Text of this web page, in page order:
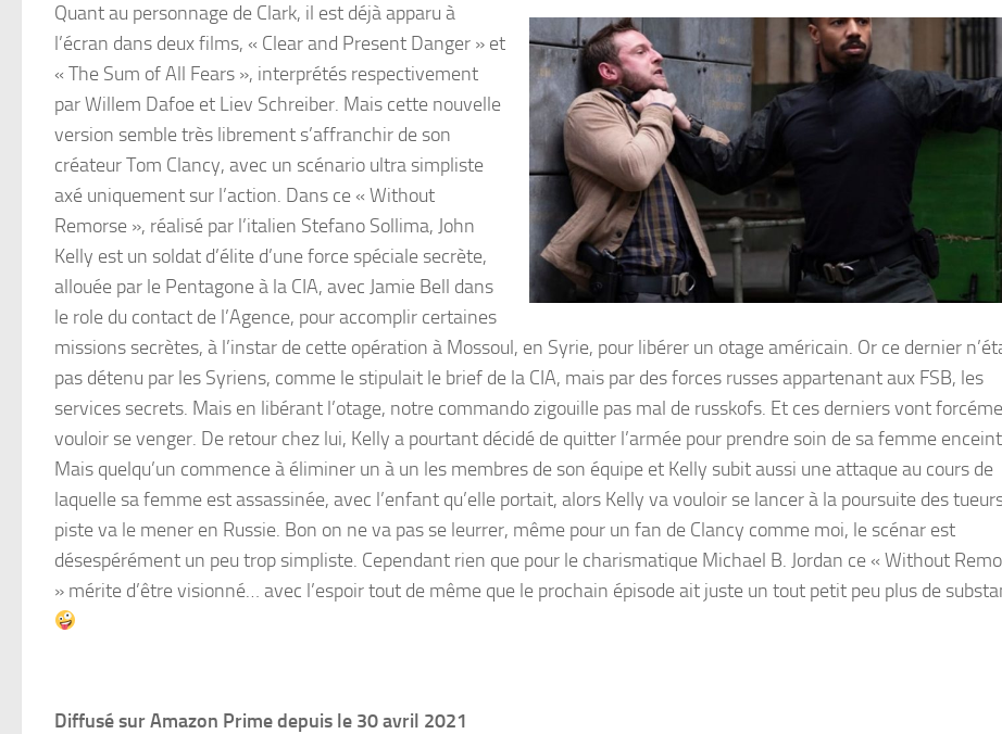
Quant au personnage de Clark, il est déjà apparu à
l’écran dans deux films, « Clear and Present Danger » et
« The Sum of All Fears », interprétés respectivement
par Willem Dafoe et Liev Schreiber. Mais cette nouvelle
version semble très librement s’affranchir de son
créateur Tom Clancy, avec un scénario ultra simpliste
axé uniquement sur l’action. Dans ce « Without
Remorse », réalisé par l’italien Stefano Sollima, John
Kelly est un soldat d’élite d’une force spéciale secrète,
allouée par le Pentagone à la CIA, avec Jamie Bell dans
le role du contact de l’Agence, pour accomplir certaines
missions secrètes, à l’instar de cette opération à Mossoul, en Syrie, pour libérer un otage américain. Or ce dernier
pas détenu par les Syriens, comme le stipulait le brief de la CIA, mais par des forces russes appartenant aux FSB, les
services secrets. Mais en libérant l’otage, notre commando zigouille pas mal de russkofs. Et ces derniers vont
vouloir se venger. De retour chez lui, Kelly a pourtant décidé de quitter l’armée pour prendre soin de sa femme
Mais quelqu’un commence à éliminer un à un les membres de son équipe et Kelly subit aussi une attaque au cours de
laquelle sa femme est assassinée, avec l’enfant qu’elle portait, alors Kelly va vouloir se lancer à la poursuite des
piste va le mener en Russie. Bon on ne va pas se leurrer, même pour un fan de Clancy comme moi, le scénar est
désespérément un peu trop simpliste. Cependant rien que pour le charismatique Michael B. Jordan ce « Without
» mérite d’être visionné… avec l’espoir tout de même que le prochain épisode ait juste un tout petit peu plus de
Diffusé sur Amazon Prime depuis le 30 avril 2021